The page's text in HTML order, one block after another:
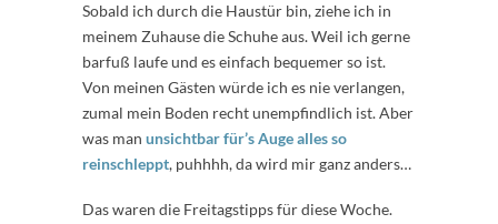
Sobald ich durch die Haustür bin, ziehe ich in
meinem Zuhause die Schuhe aus. Weil ich gerne
barfuß laufe und es einfach bequemer so ist.
Von meinen Gästen würde ich es nie verlangen,
zumal mein Boden recht unempfindlich ist. Aber
was man unsichtbar für’s Auge alles so
reinschleppt, puhhhh, da wird mir ganz anders…
Das waren die Freitagstipps für diese Woche.